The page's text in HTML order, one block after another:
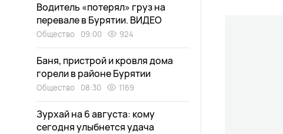
Водитель «потерял» груз на
перевале в Бурятии. ВИДЕО
Общество 09:00 924
Баня, пристрой и кровля дома
горели в районе Бурятии
Общество 08:30 1169
Зурхай на 6 августа: кому
сегодня улыбнется удача